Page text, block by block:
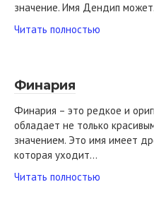
значение. Имя Дендип
Читать полностью
Финария
Финария – это редкое и
обладает не только
значением. Это имя имеет
которая уходит…
Читать полностью